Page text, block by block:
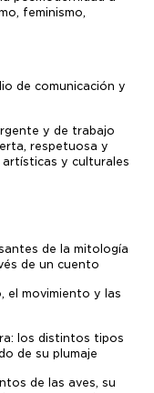
feminismo,
de comunicación y
y de trabajo
respetuosa y
artísticas y culturales
de la mitología
de un cuento
el movimiento y las
los distintos tipos
de su plumaje
de las aves, su